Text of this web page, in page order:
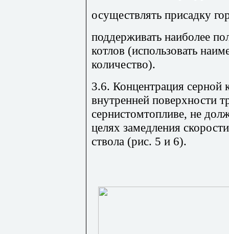
осуществлять присадку
поддерживать наиболее
котлов (использовать
количество).
3.6. Концентрация серной
внутренней поверхности
сернистомтопливе, не
целях замедления
ствола (рис. 5 и 6).